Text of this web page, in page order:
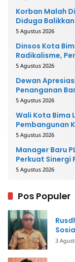
Korban Malah
Diduga
5 Agustus 2026
Dinsos Kota
Radikalisme,
5 Agustus 2026
Dewan
Penanganan
5 Agustus 2026
Wali Kota Bima
Pembangunan
5 Agustus 2026
Manager Baru
Perkuat Sinergi
5 Agustus 2026
Pos Populer
3